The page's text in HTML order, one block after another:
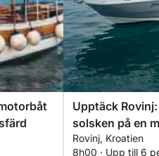
Upptäck
solsken på en
Rovinj, Kroatien
8h00 · Upp till 6